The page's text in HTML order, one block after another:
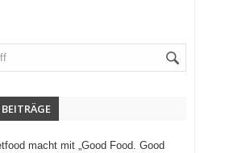
macht mit „Good Food. Good